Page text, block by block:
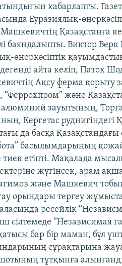
хабарлапты.
Еуразиялық-
Қазақстанға
баяндалыпты. Виктор
өнеркәсіптік
айта келіп, Патох
Ақсу ферма қорыту
және
зауытының,
Кергетас руднигіндегі
да басқа Қазақстандағы
басылымдарының
етіпті. Мақалада
жүгінсек, арам
және Машкевич
орындары тергеу
ресейлік
“Независимая
бар бір маман, бұл
сұрақтарына
тұтқынға